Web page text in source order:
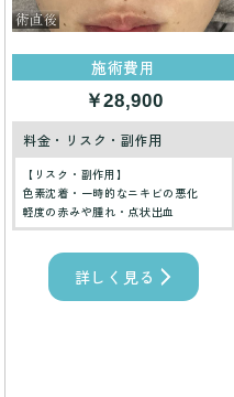
施術費用
￥28,900
料金・リスク・副作用
【リスク・副作用】
色素沈着・一時的なニキビの悪化
軽度の赤みや腫れ・点状出血
詳しく見る